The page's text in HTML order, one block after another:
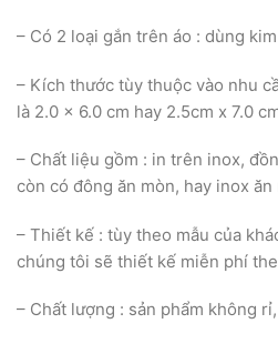
– Có 2 loại gắn trên áo : dùng
– Kích thước tùy thuộc vào nhu
là 2.0 x 6.0 cm hay 2.5cm x 7.0
– Chất liệu gồm : in trên inox,
còn có đông ăn mòn, hay inox ăn
– Thiết kế : tùy theo mẫu của
chúng tôi sẽ thiết kế miễn phí
– Chất lượng : sản phẩm không